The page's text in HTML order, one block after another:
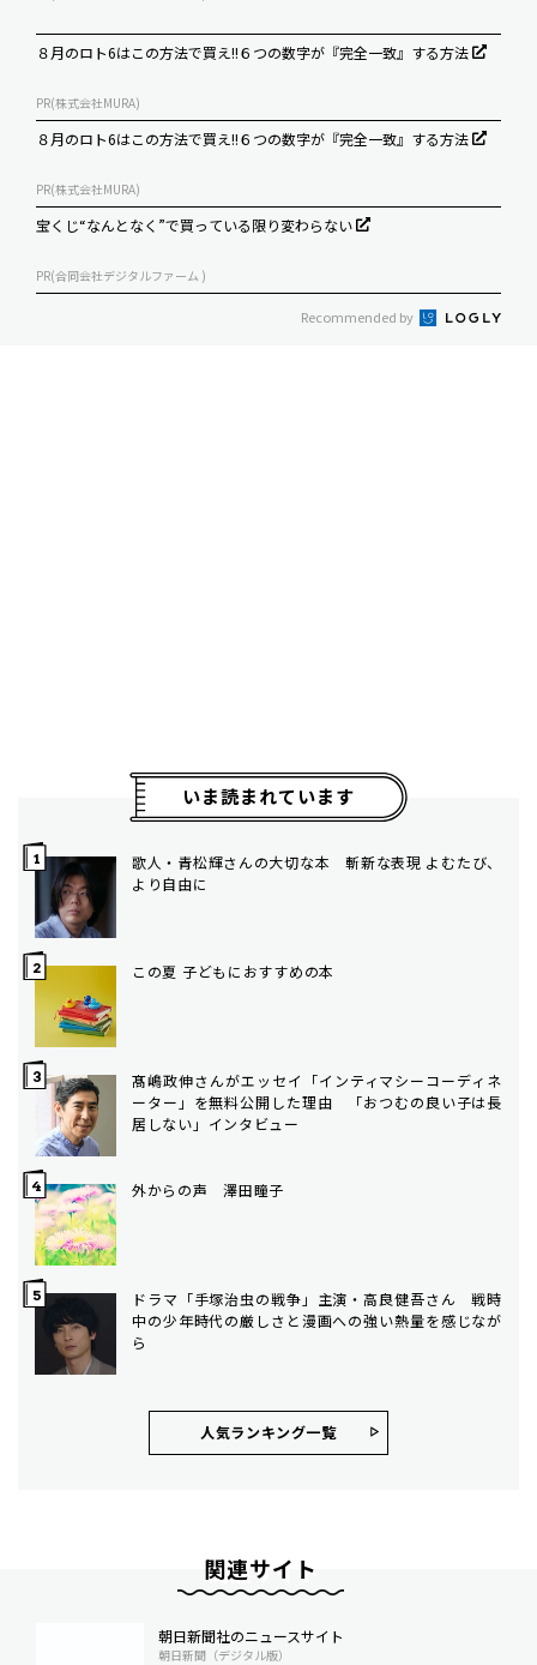
８月のロト6はこの方法で買え!!６つの数字が『完全一致』する方法
PR(株式会社MURA)
８月のロト6はこの方法で買え!!６つの数字が『完全一致』する方法
PR(株式会社MURA)
宝くじ“なんとなく”で買っている限り変わらない
PR(合同会社デジタルファーム )
Recommended by
いま読まれています
歌人・青松輝さんの大切な本 斬新な表現 よむたび、
より自由に
この夏 子どもにおすすめの本
髙嶋政伸さんがエッセイ「インティマシーコーディネ
ーター」を無料公開した理由 「おつむの良い子は長
居しない」インタビュー
外からの声 澤田瞳子
ドラマ「手塚治虫の戦争」主演・高良健吾さん 戦時
中の少年時代の厳しさと漫画への強い熱量を感じなが
ら
人気ランキング⼀覧
関連サイト
朝日新聞社のニュースサイト
朝日新聞（デジタル版）